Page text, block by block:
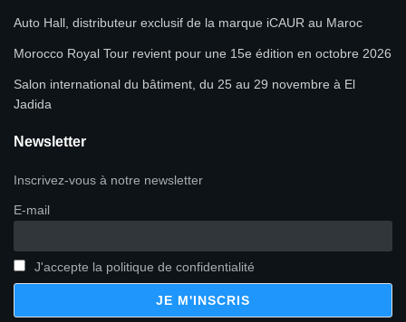
Auto Hall, distributeur exclusif de la marque iCAUR au Maroc
Morocco Royal Tour revient pour une 15e édition en octobre 2026
Salon international du bâtiment, du 25 au 29 novembre à El
Jadida
Newsletter
Inscrivez-vous à notre newsletter
E-mail
J'accepte la politique de confidentialité